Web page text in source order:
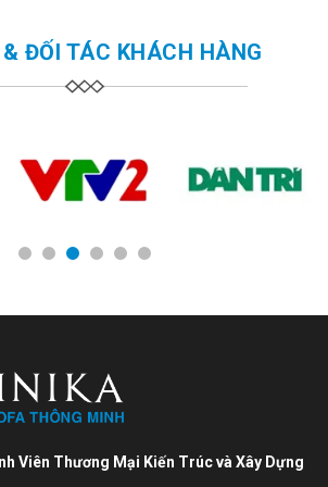
lợi v&agrave; ph&ugrave; hợp với nhiều
nhau. 🔹 Điểm nổi bật của
lớn nhất của
c&oacute; ngay một chiếc giường ngủ
vừa l&agrave;
✔ Nệm d&agrave;y dặn, nằm &ecirc;m
căn hộ như sofa giường
2 hay sofa giường Royal City H&agrave;
chỉ ph&ugrave; hợp với ph&ograve;ng
ĐỐI TÁC KHÁCH HÀNG
1 2 3 4 5 6
Viên Thương Mại Kiến Trúc và Xây Dựng